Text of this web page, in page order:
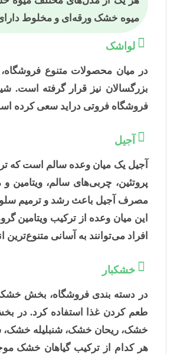
میوه خشک ورقه‌ای و مخلوط
لواشک
در میان محصولات متنوع
بزرگسالان نیز قرار گرفته
فروشگاه فروتی دراید سعی کرده
آجیل
آجیل یک میان وعده سالم است که
پروتئین، چربی‌های سالم،
مصرف آجیل باعث رشد و ترمیم
افراد می‌توانند به آسانی متنوع‌ترین
خشکبار
در دسته بندی فروشگاه، بخش
طعم کردن غذا استفاده کرد. در
خشک، ریحان خشک، شنبلیله
هر کدام از ترکیب گیاهان خشک